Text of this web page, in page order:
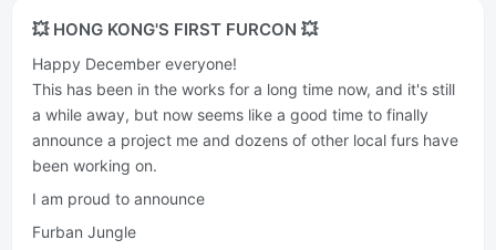
💥 HONG KONG'S FIRST FURCON 💥
Happy December everyone!
This has been in the works for a long time now, and it's still
a while away, but now seems like a good time to finally
announce a project me and dozens of other local furs have
been working on.
I am proud to announce
Furban Jungle